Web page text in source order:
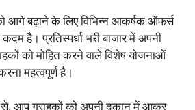
आगे बढ़ाने के लिए विभिन्न आकर्षक ऑफर्स
है। प्रतिस्पर्धा भरी बाजार में अपनी
को मोहित करने वाले विशेष योजनाओं
महत्वपूर्ण है।
आप ग्राहकों को अपनी दुकान में आकर